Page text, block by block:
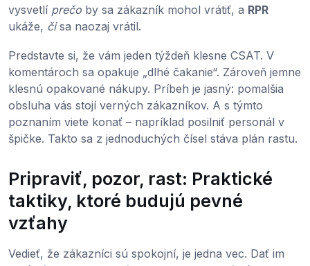
vysvetlí prečo by sa zákazník mohol vrátiť, a RPR
ukáže, čisa naozaj vrátil.
Predstavte si, že vám jeden týždeň klesne CSAT. V
komentároch sa opakuje „dlhé čakanie“. Zároveň jemne
klesnú opakované nákupy. Príbeh je jasný: pomalšia
obsluha vás stojí verných zákazníkov. A s týmto
poznaním viete konať – napríklad posilniť personál v
špičke. Takto sa z jednoduchých čísel stáva plán rastu.
Pripraviť, pozor, rast: Praktické
taktiky, ktoré budujú pevné
vzťahy
Vedieť, že zákazníci sú spokojní, je jedna vec. Dať im